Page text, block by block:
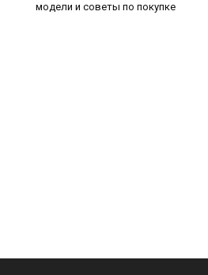
модели и советы по покупке